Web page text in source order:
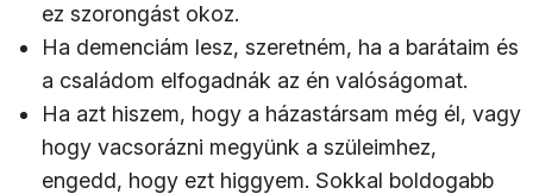
ez szorongást okoz.
Ha demenciám lesz, szeretném, ha a barátaim és
a családom elfogadnák az én valóságomat.
Ha azt hiszem, hogy a házastársam még él, vagy
hogy vacsorázni megyünk a szüleimhez,
engedd, hogy ezt higgyem. Sokkal boldogabb